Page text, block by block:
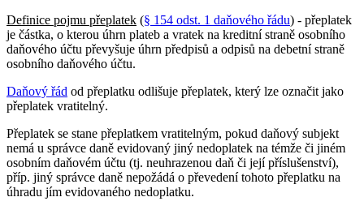
Definice pojmu přeplatek (§ 154 odst. 1 daňového řádu) - přeplatek
je částka, o kterou úhrn plateb a vratek na kreditní straně osobního
daňového účtu převyšuje úhrn předpisů a odpisů na debetní straně
osobního daňového účtu.
Daňový řád od přeplatku odlišuje přeplatek, který lze označit jako
přeplatek vratitelný.
Přeplatek se stane přeplatkem vratitelným, pokud daňový subjekt
nemá u správce daně evidovaný jiný nedoplatek na témže či jiném
osobním daňovém účtu (tj. neuhrazenou daň či její příslušenství),
příp. jiný správce daně nepožádá o převedení tohoto přeplatku na
úhradu jím evidovaného nedoplatku.